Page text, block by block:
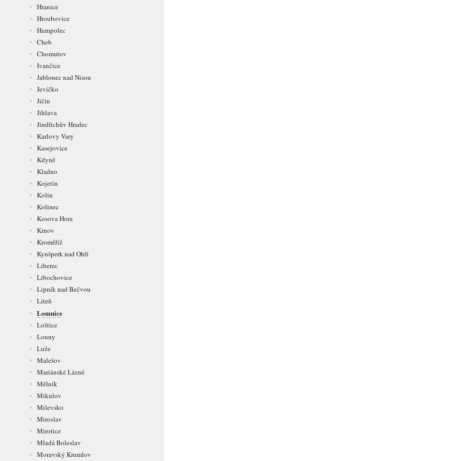
Hranice
Hroubovice
Humpolec
Cheb
Chomutov
Ivančice
Jablonec nad Nisou
Jevíčko
Jičín
Jihlava
Jindřichův Hradec
Karlovy Vary
Kasejovice
Kdyně
Kladno
Kojetín
Kolín
Kolinec
Kosova Hora
Krnov
Kroměříž
Kynšperk nad Ohří
Liberec
Libochovice
Lipník nad Bečvou
Liteň
Lomnice
Loštice
Louny
Luže
Malešov
Mariánské Lázně
Mělník
Mikulov
Milevsko
Miroslav
Mirotice
Mladá Boleslav
Moravský Krumlov